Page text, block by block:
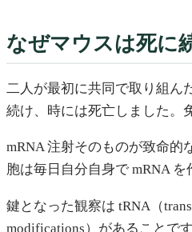
なぜマウスは死に
二人が最初に共同で取り組ん
続け、時には死亡しました。
mRNA 注射そのものが致命
胞は毎日自分自身で mRNA
鍵となった観察は tRNA（
modifications）があることで